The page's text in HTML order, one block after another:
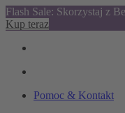
Flash Sale: Skorzystaj z
Kup teraz
Pomoc & Kontakt